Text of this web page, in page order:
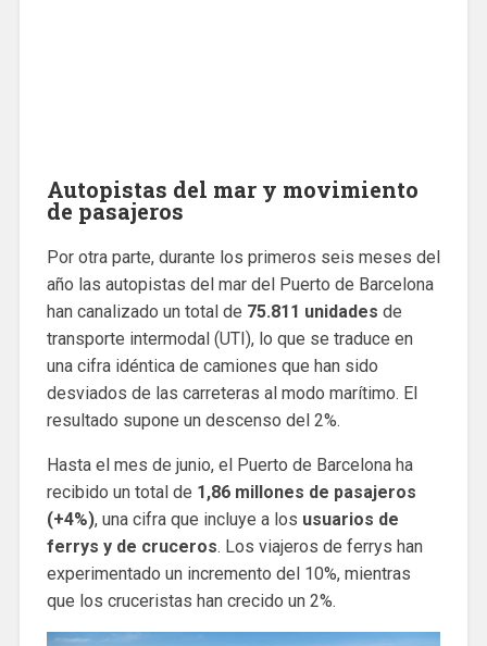
Autopistas del mar y movimiento
de pasajeros
Por otra parte, durante los primeros seis meses del
año las autopistas del mar del Puerto de Barcelona
han canalizado un total de 75.811 unidades de
transporte intermodal (UTI), lo que se traduce en
una cifra idéntica de camiones que han sido
desviados de las carreteras al modo marítimo. El
resultado supone un descenso del 2%.
Hasta el mes de junio, el Puerto de Barcelona ha
recibido un total de 1,86 millones de pasajeros
(+4%), una cifra que incluye a los usuarios de
ferrys y de cruceros. Los viajeros de ferrys han
experimentado un incremento del 10%, mientras
que los cruceristas han crecido un 2%.